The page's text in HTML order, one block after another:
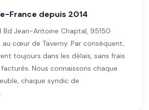
France depuis 2014
Jean-Antoine Chaptal, 95150
au cœur de Taverny. Par conséquent,
toujours dans les délais, sans frais
Nous connaissons chaque
chaque syndic de